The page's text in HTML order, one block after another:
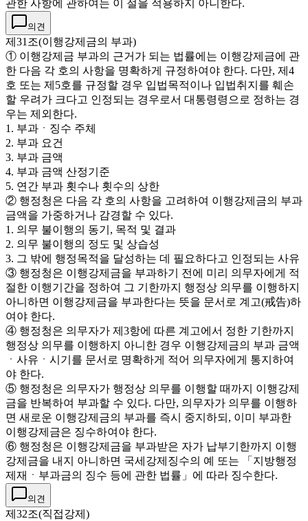
관한 사항에 관하여는 이 절을 적용하지 아니한다.
의견
제31조(이행강제금의 부과)
① 이행강제금 부과의 근거가 되는 법률에는 이행강제금에 관
한 다음 각 호의 사항을 명확하게 규정하여야 한다. 다만, 제4
호 또는 제5호를 규정할 경우 입법목적이나 입법취지를 훼손
할 우려가 크다고 인정되는 경우로서 대통령령으로 정하는 경
우는 제외한다.
1. 부과ㆍ징수 주체
2. 부과 요건
3. 부과 금액
4. 부과 금액 산정기준
5. 연간 부과 횟수나 횟수의 상한
② 행정청은 다음 각 호의 사항을 고려하여 이행강제금의 부과
금액을 가중하거나 감경할 수 있다.
1. 의무 불이행의 동기, 목적 및 결과
2. 의무 불이행의 정도 및 상습성
3. 그 밖에 행정목적을 달성하는 데 필요하다고 인정되는 사유
③ 행정청은 이행강제금을 부과하기 전에 미리 의무자에게 적
절한 이행기간을 정하여 그 기한까지 행정상 의무를 이행하지
아니하면 이행강제금을 부과한다는 뜻을 문서로 계고(戒告)하
여야 한다.
④ 행정청은 의무자가 제3항에 따른 계고에서 정한 기한까지
행정상 의무를 이행하지 아니한 경우 이행강제금의 부과 금액
ㆍ사유ㆍ시기를 문서로 명확하게 적어 의무자에게 통지하여
야 한다.
⑤ 행정청은 의무자가 행정상 의무를 이행할 때까지 이행강제
금을 반복하여 부과할 수 있다. 다만, 의무자가 의무를 이행하
면 새로운 이행강제금의 부과를 즉시 중지하되, 이미 부과한
이행강제금은 징수하여야 한다.
⑥ 행정청은 이행강제금을 부과받은 자가 납부기한까지 이행
강제금을 내지 아니하면 국세강제징수의 예 또는 「지방행정
제재ㆍ부과금의 징수 등에 관한 법률」에 따라 징수한다.
의견
제32조(직접강제)